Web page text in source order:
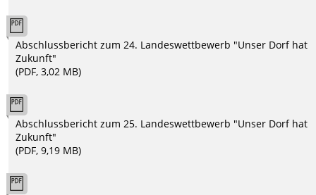
Abschlussbericht zum 24. Landeswettbewerb "Unser Dorf hat
Zukunft"
(PDF, 3,02 MB)
Abschlussbericht zum 25. Landeswettbewerb "Unser Dorf hat
Zukunft"
(PDF, 9,19 MB)